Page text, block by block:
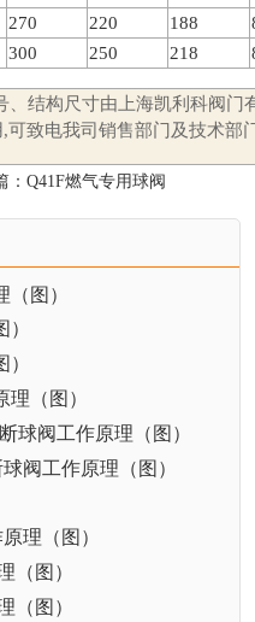
270 220 188
300 250 218
、结构尺寸由上海凯利科阀
致电我司销售部门及技术部
： Q41F燃气专用球阀
图）
（图）
球阀工作原理（图）
阀工作原理（图）
理（图）
（图）
（图）